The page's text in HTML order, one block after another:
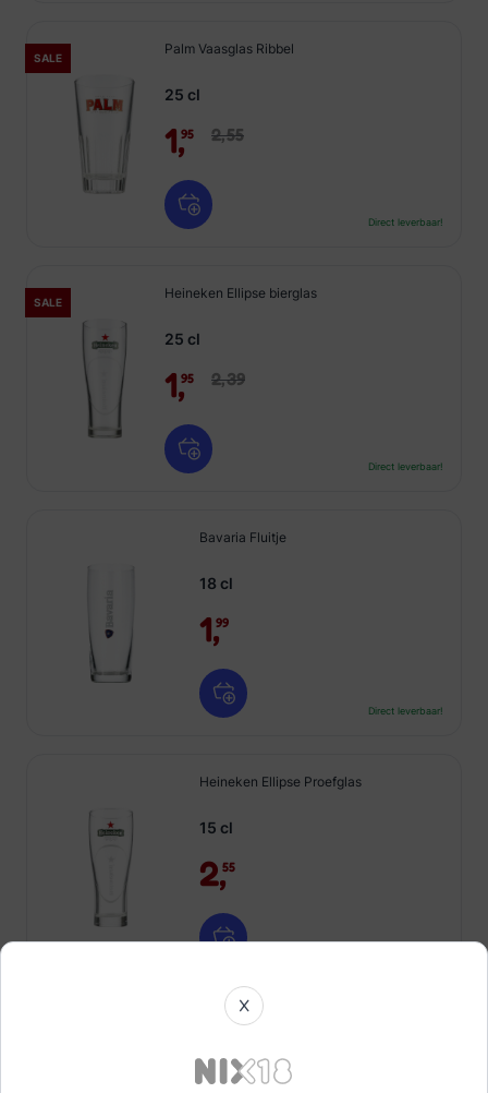
SALE
Palm Vaasglas Ribbel
25 cl
1,95 2,55
Direct leverbaar!
SALE
Heineken Ellipse bierglas
25 cl
1,95 2,39
Direct leverbaar!
Bavaria Fluitje
18 cl
1,99
Direct leverbaar!
Heineken Ellipse Proefglas
15 cl
2,55
Brasserie De Ranke Bierglas OP=OP
X